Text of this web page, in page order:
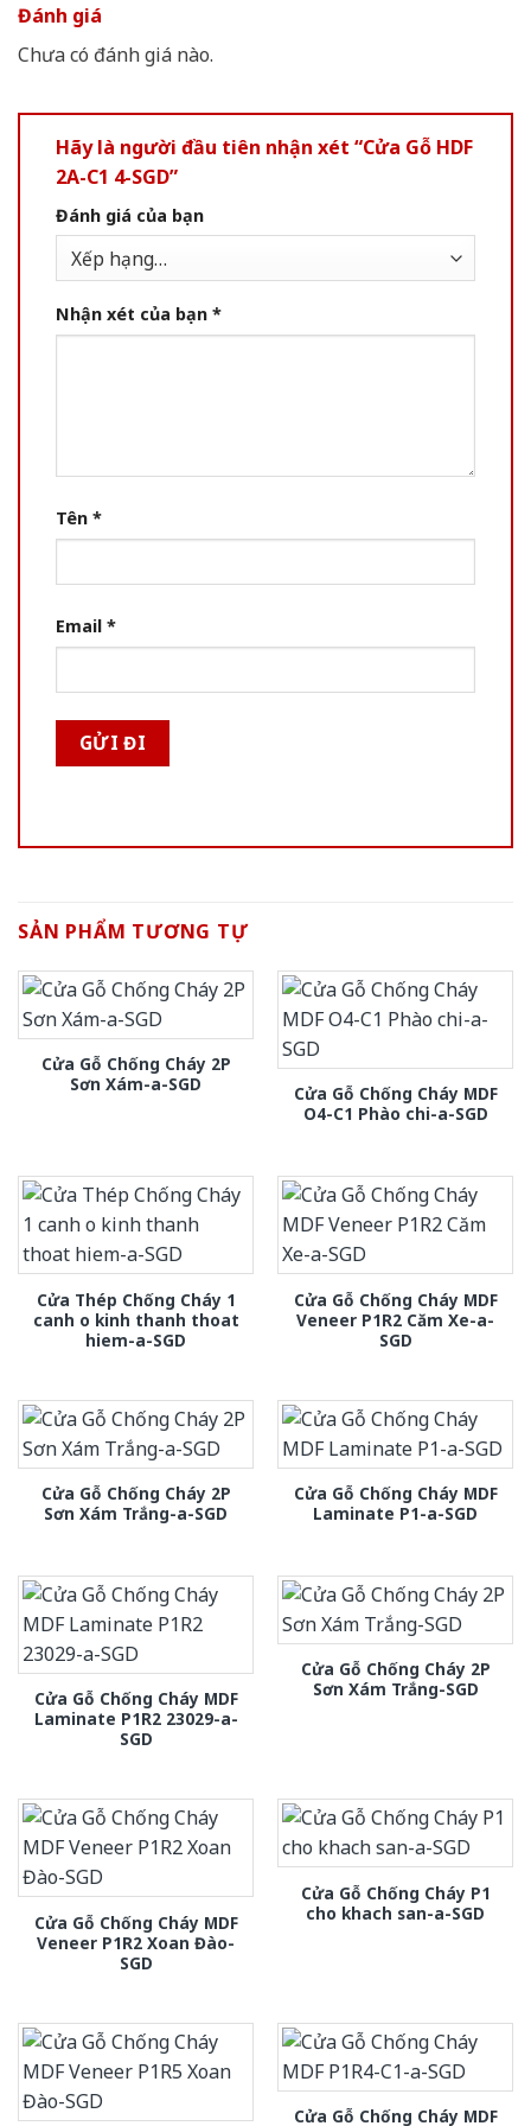
Đánh giá
Chưa có đánh giá nào.
Hãy là người đầu tiên nhận xét “Cửa Gỗ HDF
2A-C1 4-SGD”
Đánh giá của bạn
Nhận xét của bạn *
Tên *
Email *
SẢN PHẨM TƯƠNG TỰ
Cửa Gỗ Chống Cháy 2P
Sơn Xám-a-SGD
Cửa Gỗ Chống Cháy MDF
O4-C1 Phào chi-a-SGD
Cửa Thép Chống Cháy 1
canh o kinh thanh thoat
hiem-a-SGD
Cửa Gỗ Chống Cháy MDF
Veneer P1R2 Căm Xe-a-
SGD
Cửa Gỗ Chống Cháy 2P
Sơn Xám Trắng-a-SGD
Cửa Gỗ Chống Cháy MDF
Laminate P1-a-SGD
Cửa Gỗ Chống Cháy MDF
Laminate P1R2 23029-a-
SGD
Cửa Gỗ Chống Cháy 2P
Sơn Xám Trắng-SGD
Cửa Gỗ Chống Cháy MDF
Veneer P1R2 Xoan Đào-
SGD
Cửa Gỗ Chống Cháy P1
cho khach san-a-SGD
Cửa Gỗ Chống Cháy MDF